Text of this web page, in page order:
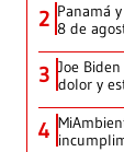
2 Panamá
8 de
3 Joe
dolor y
4